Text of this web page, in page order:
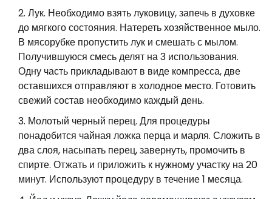
Лук. Необходимо взять луковицу, запечь в духовке
до мягкого состояния. Натереть хозяйственное мыло.
В мясорубке пропустить лук и смешать с мылом.
Получившуюся смесь делят на 3 использования.
Одну часть прикладывают в виде компресса, две
оставшихся отправляют в холодное место. Готовить
свежий состав необходимо каждый день.
Молотый черный перец. Для процедуры
понадобится чайная ложка перца и марля. Сложить в
два слоя, насыпать перец, завернуть, промочить в
спирте. Отжать и приложить к нужному участку на 20
минут. Используют процедуру в течение 1 месяца.